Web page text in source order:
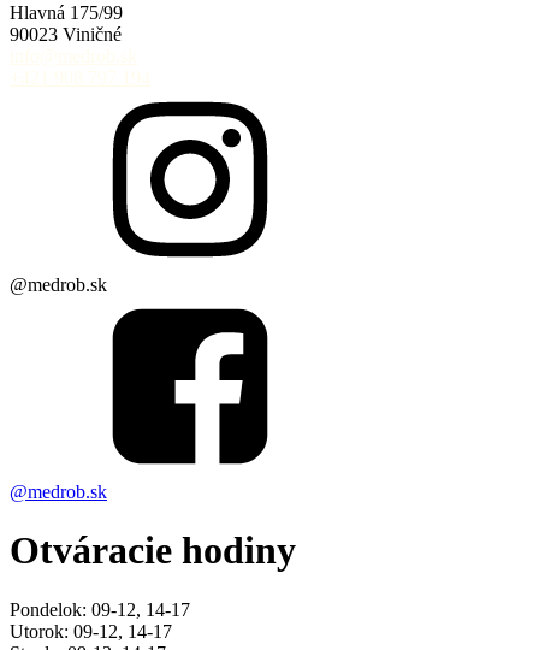
Hlavná 175/99
90023 Viničné
@medrob.sk
@medrob.sk
Otváracie hodiny
Pondelok: 09-12, 14-17
Utorok: 09-12, 14-17